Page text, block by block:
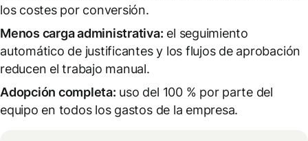
los costes por conversión.
Menos carga administrativa: el seguimiento
automático de justificantes y los flujos de aprobación
reducen el trabajo manual.
Adopción completa: uso del 100 % por parte del
equipo en todos los gastos de la empresa.